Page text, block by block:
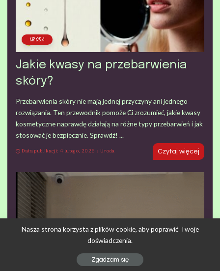
URODA
Jakie kwasy na przebarwienia
skóry?
Przebarwienia skóry nie mają jednej przyczyny ani jednego
rozwiązania. Ten przewodnik pomoże Ci zrozumieć, jakie kwasy
kosmetyczne naprawdę działają na różne typy przebarwień i jak
stosować je bezpiecznie. Sprawdź! ...
Data publikacji: 4 lutego, 2026
Uroda Czytaj więcej
Nasza strona korzysta z plików cookie, aby poprawić Twoje
doświadczenia.
Zgadzam się